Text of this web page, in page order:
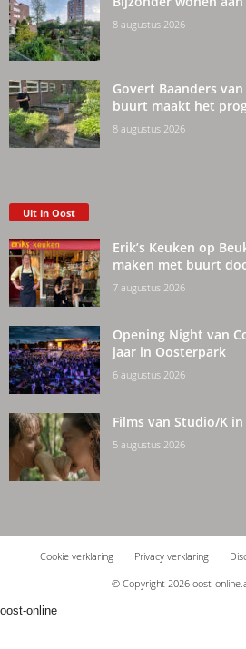
8 augustus 2026
Govert Baanders
buurt maakt het
8 augustus 2026
Uit in Oost
Erik’s Keuken op
maken met buurt
7 augustus 2026
Opening Night van
jaar in Oosterpark
6 augustus 2026
Films van Studio/K in
5 augustus 2026
Cookie verklaring Privacy verklaring
© Copyright 2026 oost-
oost-online